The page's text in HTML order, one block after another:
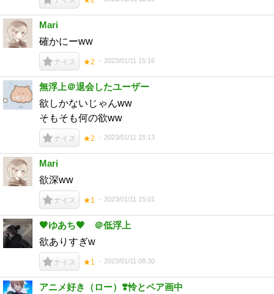
Mari
確かにーww
ナイス ★2 2023/01/11 15:16
無浮上＠退会したユーザー
欲しかないじゃんww
そもそも何の欲ww
ナイス ★2 2023/01/11 15:13
Mari
欲深ww
ナイス ★1 2023/01/11 15:01
🖤ゆあち🖤 ＠低浮上
欲ありすぎw
ナイス ★1 2023/01/11 08:30
アニメ好き（ロー）❣️怜とペア画中